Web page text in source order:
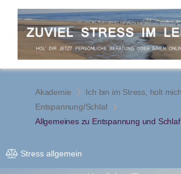
Akademie
Entspannung/Schlaf
Allgemeines zu Entspannung und Schlaf
Stress allgemein